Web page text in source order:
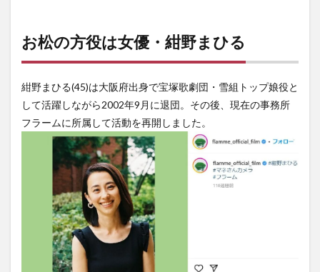
お松の方役は女優・紺野まひる
紺野まひる(45)は大阪府出身で宝塚歌劇団・雪組トップ娘役と
して活躍しながら2002年9月に退団。その後、現在の事務所
フラームに所属して活動を再開しました。